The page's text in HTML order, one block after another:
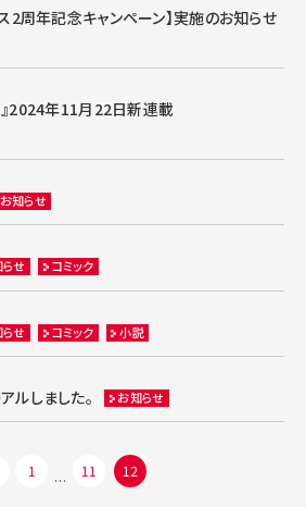
ス2周年記念キャンペーン】実施のお知らせ
2024年11月22日新連載
お知らせ
せ コミック
せ コミック 小説
ルしました。 お知らせ
1
…
11 12